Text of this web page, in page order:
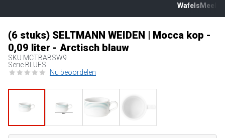
Wafels Meel
(6 stuks) SELTMANN WEIDEN | Mocca kop -
0,09 liter - Arctisch blauw
SKU MCTBABSW9
Serie BLUES
Nu beoordelen